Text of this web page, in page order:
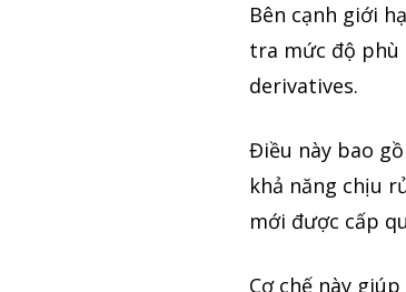
Chúng tôi mang lại trải
trường trực quan và
chính.
Bên cạnh giới
tra mức độ
derivatives.
Điều này bao
khả năng chịu
mới được cấp
Cơ chế này